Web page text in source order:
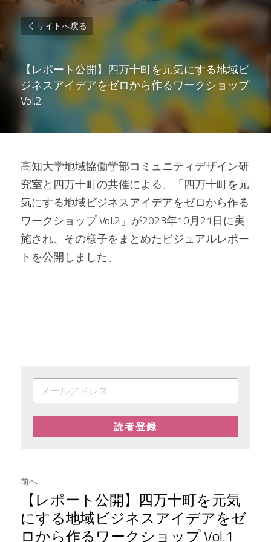
サイトへ戻る
【レポート公開】四万十町を元気にする地域ビ
ジネスアイデアをゼロから作るワークショップ
Vol.2
高知大学地域協働学部コミュニティデザイン研
究室と四万十町の共催による、「四万十町を元
気にする地域ビジネスアイデアをゼロから作る
ワークショップ Vol.2」が2023年10月21日に実
施され、その様子をまとめたビジュアルレポー
トを公開しました。
読者登録
前へ
【レポート公開】四万十町を元気
にする地域ビジネスアイデアをゼ
ロから作るワークショップ Vol.1